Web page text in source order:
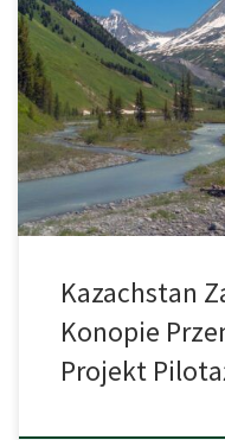
W Kazachstanie właśnie
gdyż oficjalnie
jednak nie koniec,
projektem pilotażowym,
przemysłu, które są
sektorze rolniczym.
oraz rolników […]
Kazachstan
Konopie
Projekt